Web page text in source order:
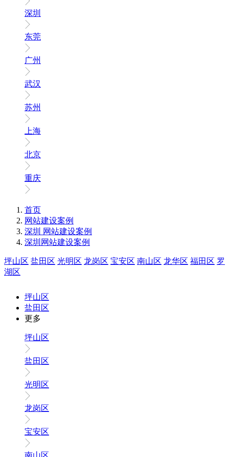
深圳
东莞
广州
武汉
苏州
上海
北京
重庆
首页
网站建设案例
深圳 网站建设案例
深圳网站建设案例
坪山区 盐田区 光明区 龙岗区 宝安区 南山区 龙华区 福田区 罗
湖区
坪山区
盐田区
更多
坪山区
盐田区
光明区
龙岗区
宝安区
南山区